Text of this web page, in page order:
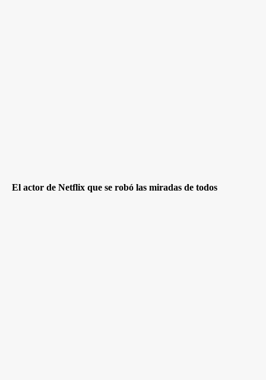
El actor de Netflix que se robó las miradas de todos